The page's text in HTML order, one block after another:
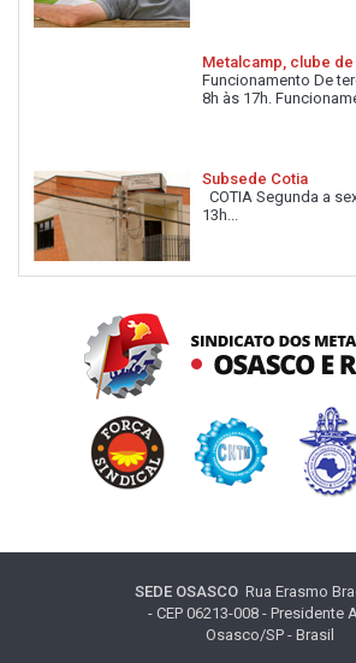
Metalcamp, clube
Funcionamento De
8h às 17h.
Subsede Cotia
COTIA Segunda a
13h...
SEDE OSASCORua Erasmo
- CEP 06213-008 - Presidente
Osasco/SP - Brasil